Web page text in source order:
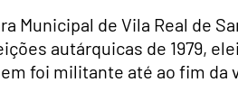
Municipal de Vila Real de
autárquicas de 1979,
foi militante até ao fim da